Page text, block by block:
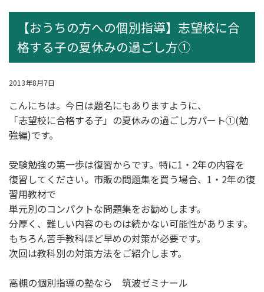
【おうちの方への個別指導】志望校に合
格する子の夏休みの過ごし方①
2013年8月7日
こんにちは。今日は題名にもありますように、
「志望校に合格する子」の夏休みの過ごし方パート①(勉
強編)です。
受験勉強の第一歩は復習からです。特に1・2年の内容を
復習してください。市販の問題集を買う場合、1・2年の復
習用教材で
単元別のコンパクトな問題集をお勧めします。
分厚く、難しい内容のものは続かない可能性があります。
もちろん苦手教科ほど早めの対策が必要です。
次回は教科別の対策方法をご紹介します。
高槻の個別指導の塾なら 筑波ゼミナール